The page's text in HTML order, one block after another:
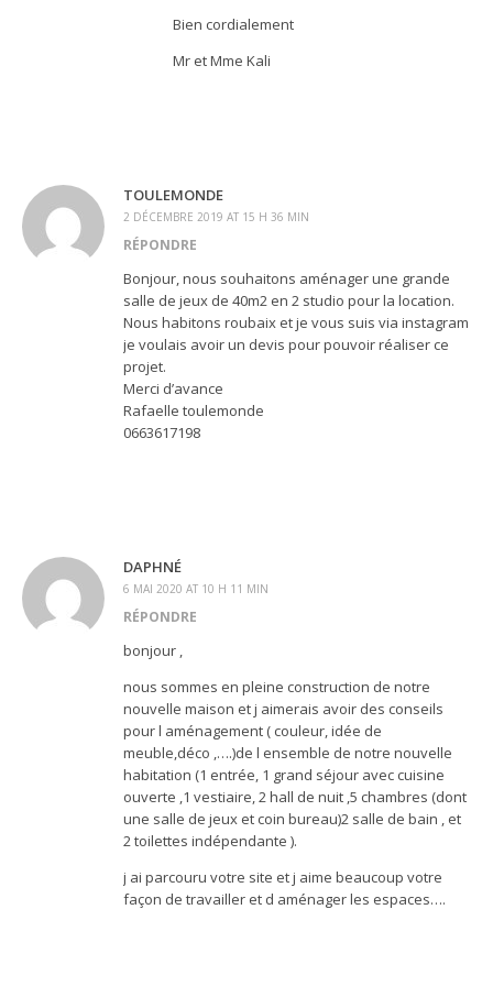
Bien cordialement
Mr et Mme Kali
TOULEMONDE
2 DÉCEMBRE 2019 AT 15 H 36 MIN
RÉPONDRE
Bonjour, nous souhaitons aménager une grande
salle de jeux de 40m2 en 2 studio pour la location.
Nous habitons roubaix et je vous suis via instagram
je voulais avoir un devis pour pouvoir réaliser ce
projet.
Merci d’avance
Rafaelle toulemonde
0663617198
DAPHNÉ
6 MAI 2020 AT 10 H 11 MIN
RÉPONDRE
bonjour ,
nous sommes en pleine construction de notre
nouvelle maison et j aimerais avoir des conseils
pour l aménagement ( couleur, idée de
meuble,déco ,….)de l ensemble de notre nouvelle
habitation (1 entrée, 1 grand séjour avec cuisine
ouverte ,1 vestiaire, 2 hall de nuit ,5 chambres (dont
une salle de jeux et coin bureau)2 salle de bain , et
2 toilettes indépendante ).
j ai parcouru votre site et j aime beaucoup votre
façon de travailler et d aménager les espaces….